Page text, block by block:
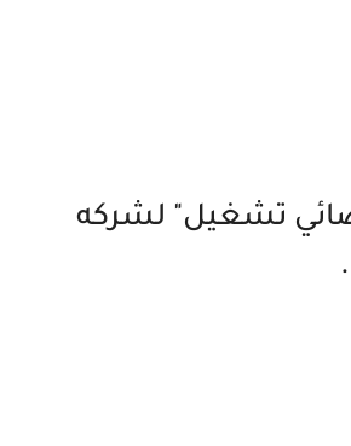
تشغيل" لشركه